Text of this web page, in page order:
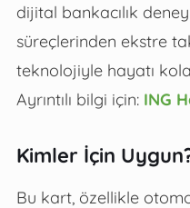
dijital bankacılık
süreçlerinden ekstre
teknolojiyle hayatı
Ayrıntılı bilgi için: ING
Kimler İçin
Bu kart, özellikle